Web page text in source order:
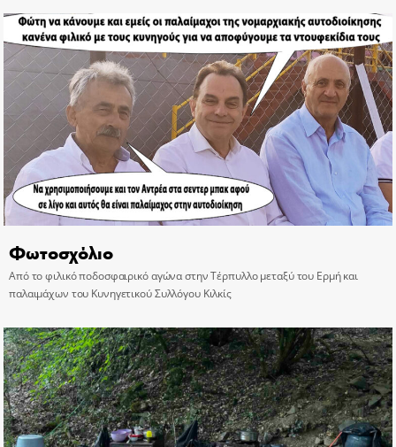
Φωτοσχόλιο
Από το φιλικό ποδοσφαιρικό αγώνα στην Τέρπυλλο μεταξύ του Ερμή και
παλαιμάχων του Κυνηγετικού Συλλόγου Κιλκίς